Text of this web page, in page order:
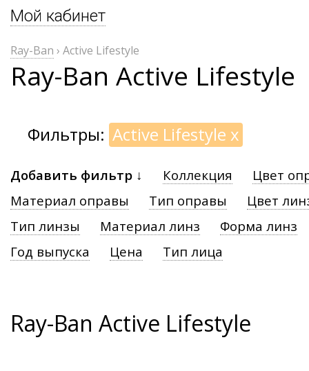
Мой кабинет
Ray-Ban › Active Lifestyle
Ray-Ban Active Lifestyle
Фильтры: Active Lifestyle x
Добавить фильтр ↓ Коллекция
Цвет
Материал оправы
Тип оправы
Цвет
Тип линзы
Материал линз
Форма линз
Год выпуска
Цена Тип лица
Ray-Ban Active Lifestyle